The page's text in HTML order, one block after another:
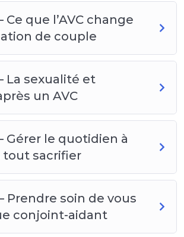
Ce que l’AVC change
de couple
La sexualité et
un AVC
Gérer le quotidien à
tout sacrifier
Prendre soin de vous
conjoint-aidant